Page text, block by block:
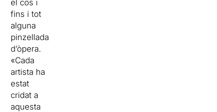
el cos i
fins i tot
alguna
pinzellada
d’òpera.
«Cada
artista ha
estat
cridat a
aquesta